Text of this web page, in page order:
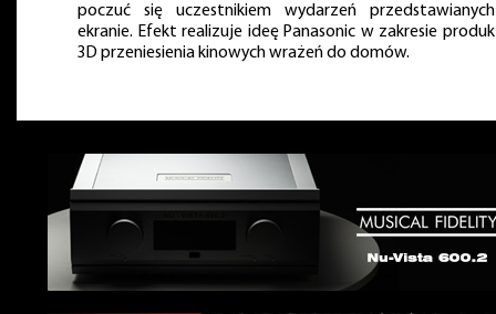
poczuć się uczestnikiem wydarzeń
ekranie. Efekt realizuje ideę Panasonic w zakresie
3D przeniesienia kinowych wrażeń do domów.